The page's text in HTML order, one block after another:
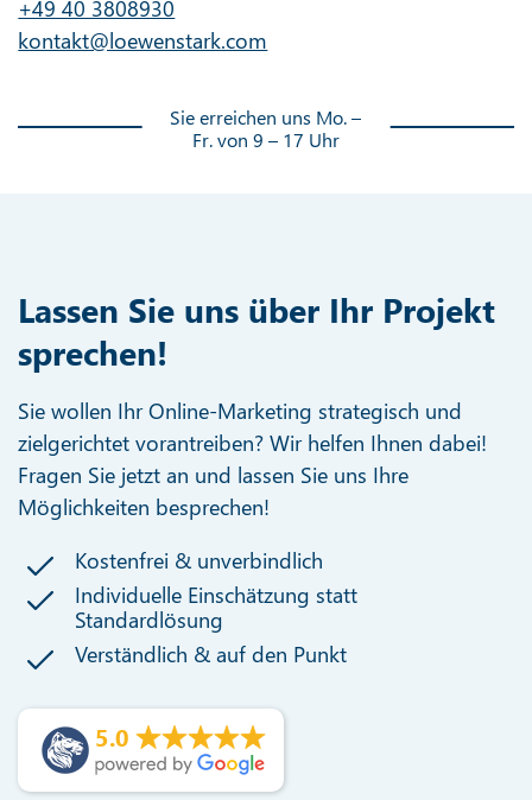
+49 40 3808930
kontakt@loewenstark.com
Sie erreichen uns Mo. –
Fr. von 9 – 17 Uhr
Lassen Sie uns über Ihr Projekt
sprechen!
Sie wollen Ihr Online-Marketing strategisch und
zielgerichtet vorantreiben? Wir helfen Ihnen dabei!
Fragen Sie jetzt an und lassen Sie uns Ihre
Möglichkeiten besprechen!
Kostenfrei & unverbindlich
Individuelle Einschätzung statt
Standardlösung
Verständlich & auf den Punkt
5.0